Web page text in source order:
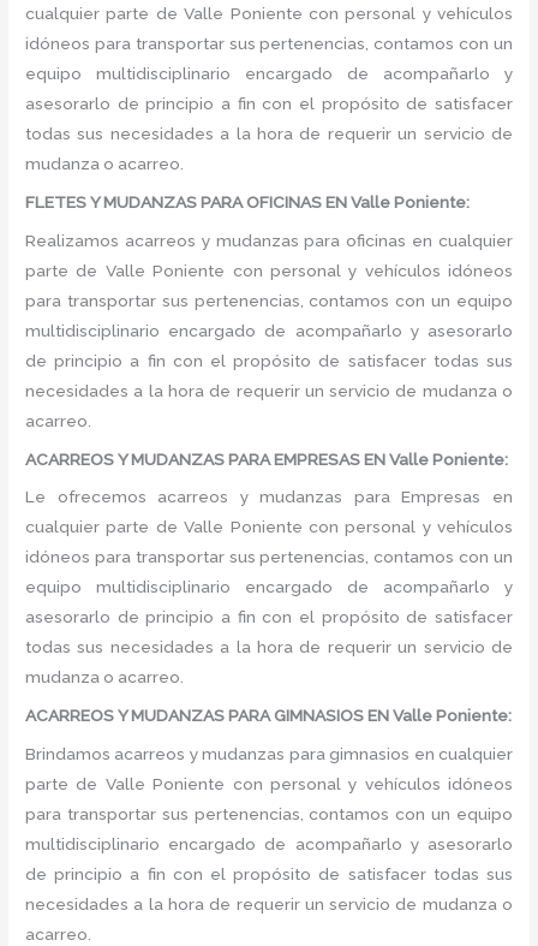
cualquier parte de Valle Poniente con personal y vehículos
idóneos para transportar sus pertenencias, contamos con un
equipo multidisciplinario encargado de acompañarlo y
asesorarlo de principio a fin con el propósito de satisfacer
todas sus necesidades a la hora de requerir un servicio de
mudanza o acarreo.
FLETES Y MUDANZAS PARA OFICINAS EN Valle Poniente:
Realizamos acarreos y mudanzas para oficinas en cualquier
parte de Valle Poniente con personal y vehículos idóneos
para transportar sus pertenencias, contamos con un equipo
multidisciplinario encargado de acompañarlo y asesorarlo
de principio a fin con el propósito de satisfacer todas sus
necesidades a la hora de requerir un servicio de mudanza o
acarreo.
ACARREOS Y MUDANZAS PARA EMPRESAS EN Valle Poniente:
Le ofrecemos acarreos y mudanzas para Empresas en
cualquier parte de Valle Poniente con personal y vehículos
idóneos para transportar sus pertenencias, contamos con un
equipo multidisciplinario encargado de acompañarlo y
asesorarlo de principio a fin con el propósito de satisfacer
todas sus necesidades a la hora de requerir un servicio de
mudanza o acarreo.
ACARREOS Y MUDANZAS PARA GIMNASIOS EN Valle Poniente:
Brindamos acarreos y mudanzas para gimnasios en cualquier
parte de Valle Poniente con personal y vehículos idóneos
para transportar sus pertenencias, contamos con un equipo
multidisciplinario encargado de acompañarlo y asesorarlo
de principio a fin con el propósito de satisfacer todas sus
necesidades a la hora de requerir un servicio de mudanza o
acarreo.